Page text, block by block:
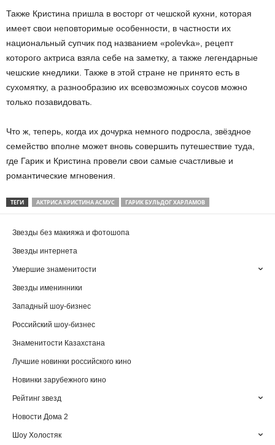
Также Кристина пришла в восторг от чешской кухни, которая
имеет свои неповторимые особенности, в частности их
национальный супчик под названием «polevka», рецепт
которого актриса взяла себе на заметку, а также легендарные
чешские кнедлики. Также в этой стране не принято есть в
сухомятку, а разнообразию их всевозможных соусов можно
только позавидовать.
Что ж, теперь, когда их дочурка немного подросла, звёздное
семейство вполне может вновь совершить путешествие туда,
где Гарик и Кристина провели свои самые счастливые и
романтические мгновения.
ТЕГИ АКТРИСА КРИСТИНА АСМУС ГАРИК БУЛЬДОГ ХАРЛАМОВ
Звезды без макияжа и фотошопа
Звезды интернета
Умершие знаменитости
Звезды именинники
Западный шоу-бизнес
Российский шоу-бизнес
Знаменитости Казахстана
Лучшие новинки российского кино
Новинки зарубежного кино
Рейтинг звезд
Новости Дома 2
Шоу Холостяк